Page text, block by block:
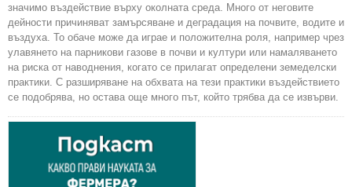
значимо въздействие върху околната среда. Много от неговите
дейности причиняват замърсяване и деградация на почвите, водите и
въздуха. То обаче може да играе и положителна роля, например чрез
улавянето на парникови газове в почви и култури или намаляването
на риска от наводнения, когато се прилагат определени земеделски
практики. С разширяване на обхвата на тези практики въздействието
се подобрява, но остава още много път, който трябва да се извърви.